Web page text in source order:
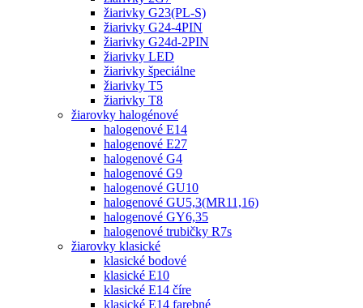
žiarivky G23(PL-S)
žiarivky G24-4PIN
žiarivky G24d-2PIN
žiarivky LED
žiarivky špeciálne
žiarivky T5
žiarivky T8
žiarovky halogénové
halogenové E14
halogenové E27
halogenové G4
halogenové G9
halogenové GU10
halogenové GU5,3(MR11,16)
halogenové GY6,35
halogenové trubičky R7s
žiarovky klasické
klasické bodové
klasické E10
klasické E14 číre
klasické E14 farebné